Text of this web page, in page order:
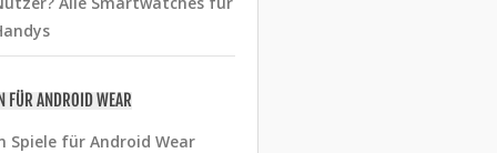
FÜR ANDROID WEAR
Spiele für Android Wear